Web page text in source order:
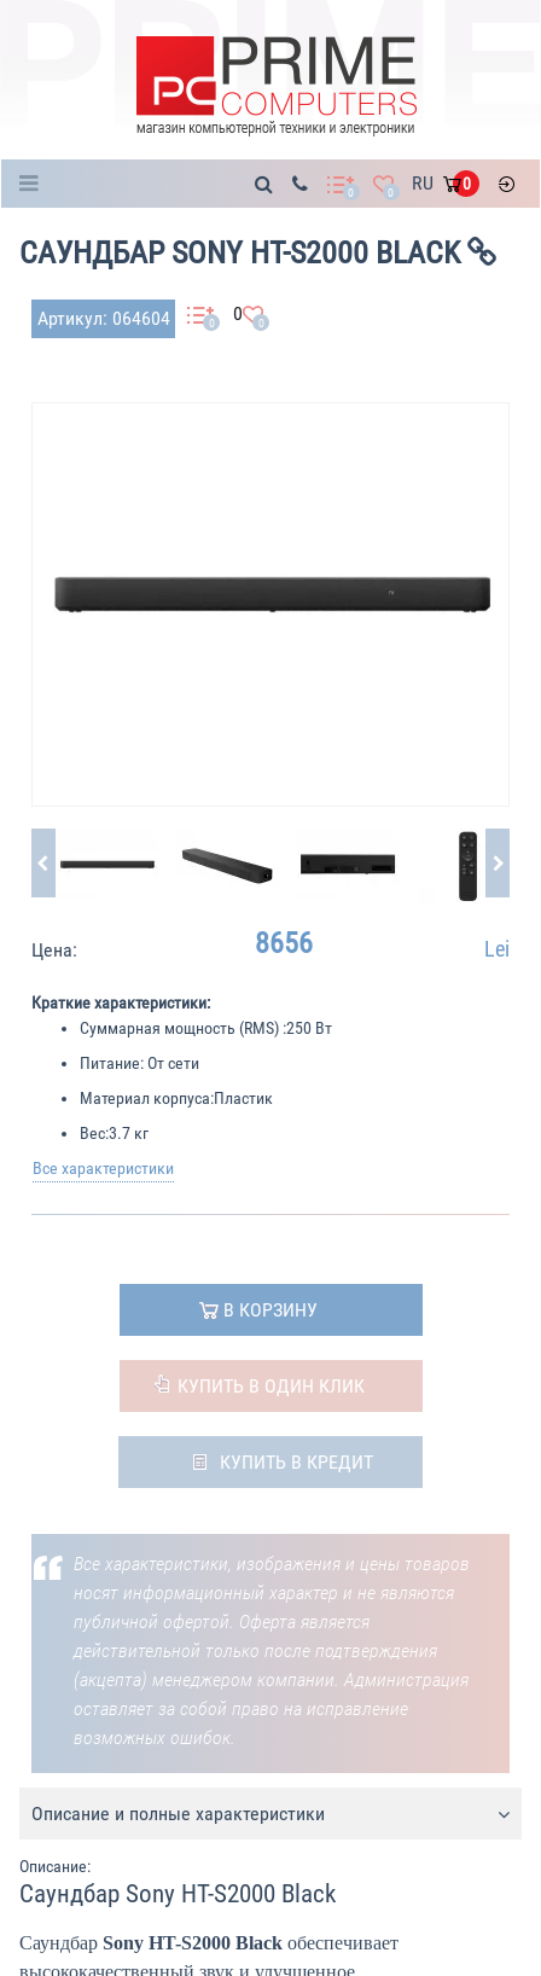
0 0 RU 0
САУНДБАР SONY HT-S2000 BLACK
Артикул: 064604 0 0 0
Цена: 8656 Lei
Краткие характеристики:
Суммарная мощность (RMS) :250 Вт
Питание:От сети
Материал корпуса:Пластик
Вес:3.7 кг
Все характеристики
В КОРЗИНУ
КУПИТЬ В ОДИН КЛИК
КУПИТЬ В КРЕДИТ
Все характеристики, изображения и цены товаров
носят информационный характер и не являются
публичной офертой. Оферта является
действительной только после подтверждения
(акцепта) менеджером компании. Администрация
оставляет за собой право на исправление
возможных ошибок.
Описание и полные характеристики
Описание:
Саундбар Sony HT-S2000 Black
Саундбар Sony HT-S2000 Black обеспечивает
высококачественный звук и улучшенное